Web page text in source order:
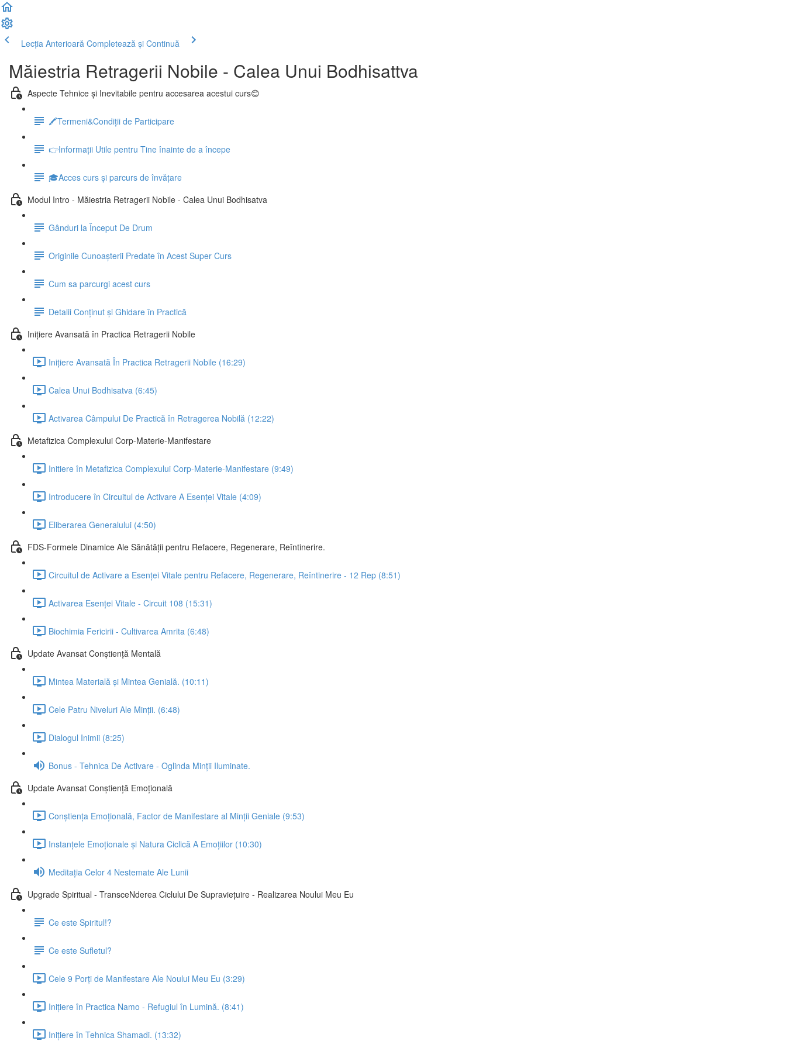
Lecția Anterioară Completează și Continuă
Măiestria Retragerii Nobile - Calea Unui Bodhisattva
Aspecte Tehnice și Inevitabile pentru accesarea acestui curs😊
🖍Termeni&Condiții de Participare
👉Informații Utile pentru Tine înainte de a începe
🎓Acces curs și parcurs de învățare
Modul Intro - Măiestria Retragerii Nobile - Calea Unui Bodhisatva
Gânduri la Început De Drum
Originile Cunoașterii Predate în Acest Super Curs
Cum sa parcurgi acest curs
Detalii Conținut și Ghidare în Practică
Inițiere Avansată în Practica Retragerii Nobile
Inițiere Avansată În Practica Retragerii Nobile (16:29)
Calea Unui Bodhisatva (6:45)
Activarea Câmpului De Practică în Retragerea Nobilă (12:22)
Metafizica Complexului Corp-Materie-Manifestare
Initiere în Metafizica Complexului Corp-Materie-Manifestare (9:49)
Introducere în Circuitul de Activare A Esenței Vitale (4:09)
Eliberarea Generalului (4:50)
FDS-Formele Dinamice Ale Sănătății pentru Refacere, Regenerare, Reîntinerire.
Circuitul de Activare a Esenței Vitale pentru Refacere, Regenerare, Reîntinerire - 12 Rep (8:51)
Activarea Esenței Vitale - Circuit 108 (15:31)
Biochimia Fericirii - Cultivarea Amrita (6:48)
Update Avansat Conștiență Mentală
Mintea Materială și Mintea Genială. (10:11)
Cele Patru Niveluri Ale Minții. (6:48)
Dialogul Inimii (8:25)
Bonus - Tehnica De Activare - Oglinda Minții Iluminate.
Update Avansat Conștiență Emoțională
Conștiența Emoțională, Factor de Manifestare al Minții Geniale (9:53)
Instanțele Emoționale și Natura Ciclică A Emoțiilor (10:30)
Meditația Celor 4 Nestemate Ale Lunii
Upgrade Spiritual - TransceNderea Ciclului De Supraviețuire - Realizarea Noului Meu Eu
Ce este Spiritul!?
Ce este Sufletul?
Cele 9 Porți de Manifestare Ale Noului Meu Eu (3:29)
Inițiere în Practica Namo - Refugiul în Lumină. (8:41)
Inițiere în Tehnica Shamadi. (13:32)